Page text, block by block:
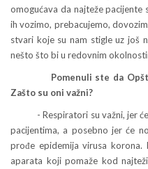
omogućava da najteže
ih vozimo, prebacujemo,
stvari koje su nam stigle uz još
nešto što bi u redovnim
Pomenuli ste da Opšta
Zašto su oni važni?
- Respiratori su važni, jer će
pacijentima, a posebno jer će
prođe epidemija virusa korona.
aparata koji pomaže kod